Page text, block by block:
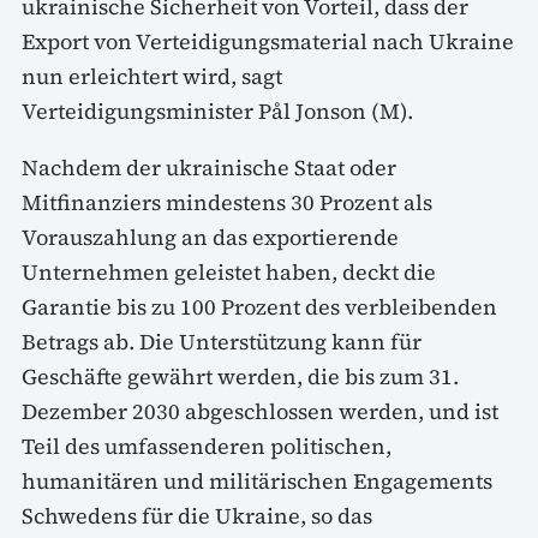
ukrainische Sicherheit von Vorteil, dass der
Export von Verteidigungsmaterial nach Ukraine
nun erleichtert wird, sagt
Verteidigungsminister Pål Jonson (M).
Nachdem der ukrainische Staat oder
Mitfinanziers mindestens 30 Prozent als
Vorauszahlung an das exportierende
Unternehmen geleistet haben, deckt die
Garantie bis zu 100 Prozent des verbleibenden
Betrags ab. Die Unterstützung kann für
Geschäfte gewährt werden, die bis zum 31.
Dezember 2030 abgeschlossen werden, und ist
Teil des umfassenderen politischen,
humanitären und militärischen Engagements
Schwedens für die Ukraine, so das